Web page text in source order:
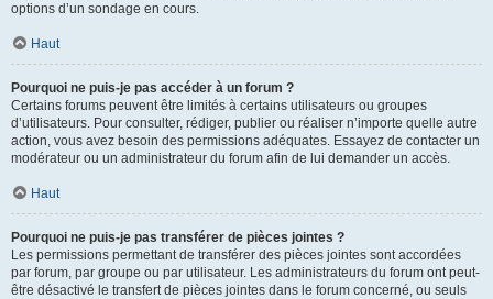
options d’un sondage en cours.
Haut
Pourquoi ne puis-je pas accéder à un forum ?
Certains forums peuvent être limités à certains utilisateurs ou groupes
d’utilisateurs. Pour consulter, rédiger, publier ou réaliser n’importe quelle autre
action, vous avez besoin des permissions adéquates. Essayez de contacter un
modérateur ou un administrateur du forum afin de lui demander un accès.
Haut
Pourquoi ne puis-je pas transférer de pièces jointes ?
Les permissions permettant de transférer des pièces jointes sont accordées
par forum, par groupe ou par utilisateur. Les administrateurs du forum ont peut-
être désactivé le transfert de pièces jointes dans le forum concerné, ou seuls